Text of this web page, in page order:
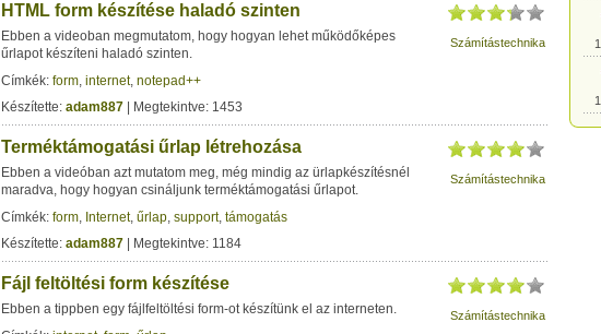
HTML form készítése haladó szinten
Ebben a videoban megmutatom, hogy hogyan lehet működőképes
űrlapot készíteni haladó szinten.
Címkék: form, internet, notepad++
Készítette: adam887 | Megtekintve: 1453
Számítástechnika
Terméktámogatási űrlap létrehozása
Ebben a videóban azt mutatom meg, még mindig az ürlapkészítésnél
maradva, hogy hogyan csináljunk terméktámogatási űrlapot.
Címkék: form, Internet, űrlap, support, támogatás
Készítette: adam887 | Megtekintve: 1184
Számítástechnika
Fájl feltöltési form készítése
Ebben a tippben egy fájlfeltöltési form-ot készítünk el az interneten.
Számítástechnika